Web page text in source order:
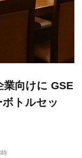
業向けに GSE
トルセッ